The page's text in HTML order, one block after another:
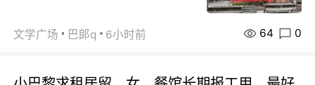
文学广场 巴郞q 6小时前 64 0